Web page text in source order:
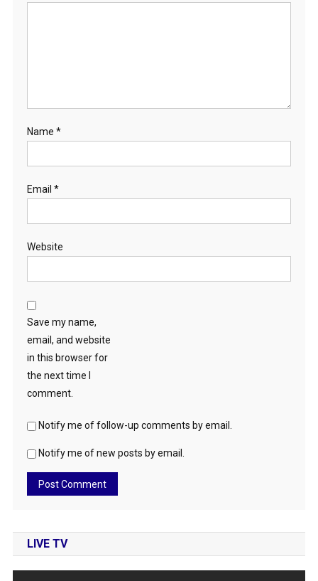
Name *
Email *
Website
Save my name,
email, and website
in this browser for
the next time I
comment.
Notify me of follow-up comments by email.
Notify me of new posts by email.
LIVE TV